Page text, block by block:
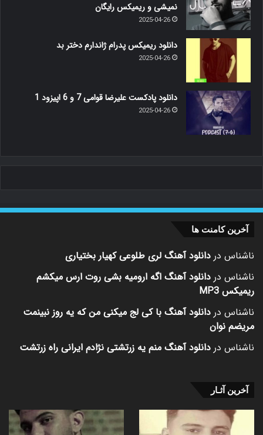
نمیشی و ریمیکس رایگان
2025-04-26
دانلود ریمیکس پدرام ژاندارم دختر بد
2025-04-26
دانلود پادکست علیرضا قوامی 7 و 6 اپیزود 1
2025-04-26
آخرین کامنت ها
ناشناس در دانلود آهنگ لری طلوعی کهیار بختیاری
ناشناس در دانلود آهنگ اگه ارومیه بشی روت ارس میکشم
ریمیکس MP3
ناشناس در دانلود آهنگ با کی لج میکنی من که یه روز نبینمت
مریضم نوان
ناشناس در دانلود آهنگ منم یه زرتشتی نژادم ایرانی راه زرتشت
آخرین آثـار